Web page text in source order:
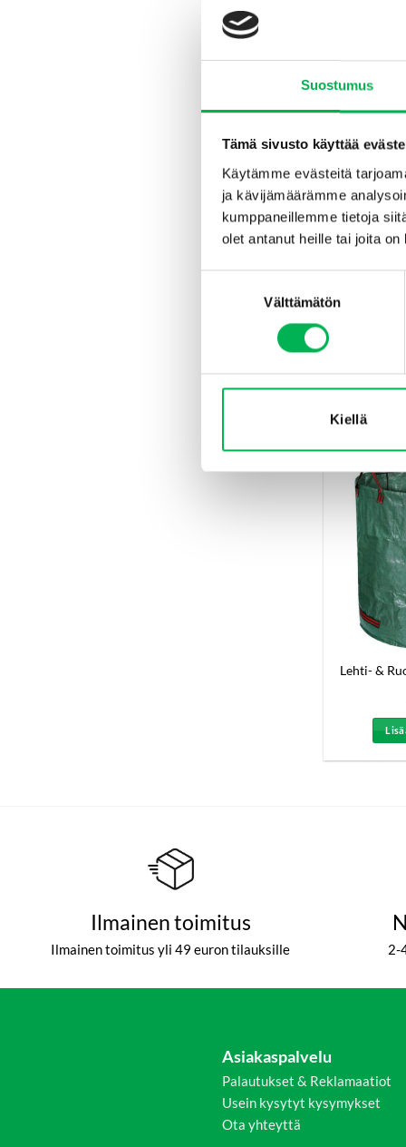
Suostumus
Tämä sivusto käyttää
Käytämme evästeitä
ja kävijämäärämme
kumppaneillemme tietoja
olet antanut heille tai joita
Välttämätön
Kiellä
-35%
€
Lehti- &
Ilmainen toimitus
Ilmainen toimitus yli 49 euron tilauksille 2-
Asiakaspalvelu
Palautukset & Reklamaatiot
Usein kysytyt kysymykset
Ota yhteyttä